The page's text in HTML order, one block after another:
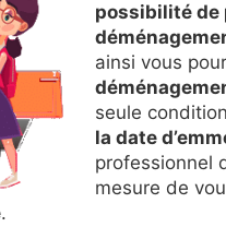
possibilité de
ainsi vous
seule
la date
professionnel
mesure de
.